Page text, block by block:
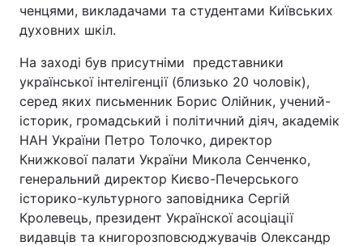
Головна Війна
ченцями, викладачами та студентами Київських
духовних шкіл.
На заході був присутніми представники
української інтелігенції (близько 20 чоловік),
серед яких письменник Борис Олійник, учений-
історик, громадський і політичний діяч, академік
НАН України Петро Толочко, директор
Книжкової палати України Микола Сенченко,
генеральний директор Києво-Печерського
історико-культурного заповідника Сергій
Кролевець, президент Українскої асоціації
видавців та книгорозповсюджувачів Олександр